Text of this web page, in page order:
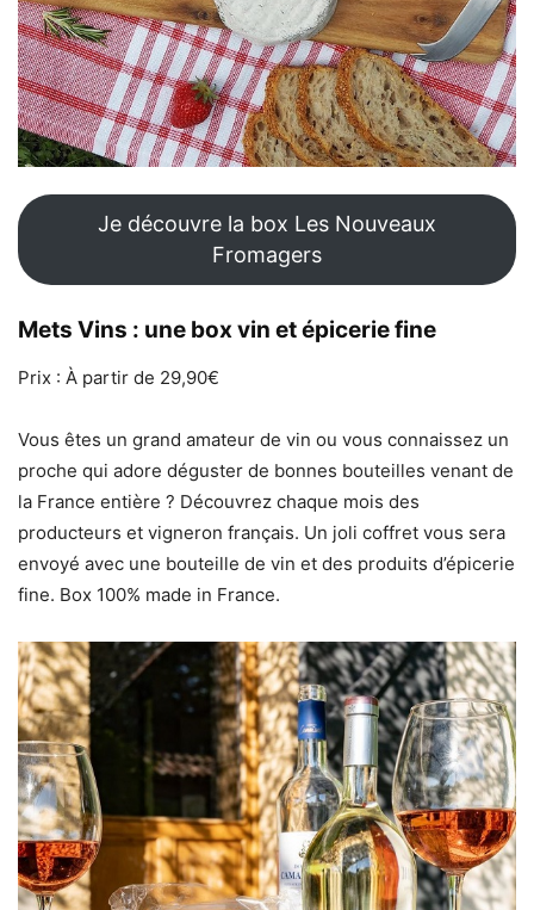
Je découvre la box Les Nouveaux
Fromagers
Mets Vins : une box vin et épicerie fine
Prix : À partir de 29,90€
Vous êtes un grand amateur de vin ou vous connaissez un
proche qui adore déguster de bonnes bouteilles venant de
la France entière ? Découvrez chaque mois des
producteurs et vigneron français. Un joli coffret vous sera
envoyé avec une bouteille de vin et des produits d’épicerie
fine. Box 100% made in France.